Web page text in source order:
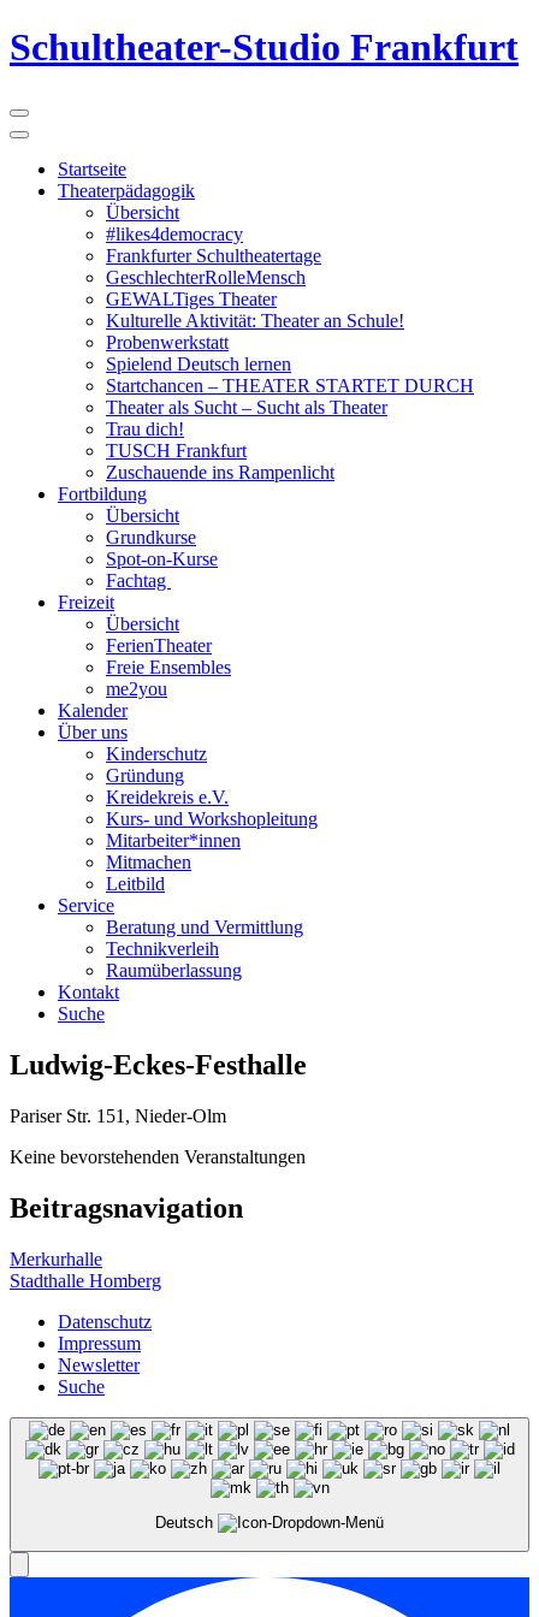
Schultheater-Studio Frankfurt
Startseite
Theaterpädagogik
Übersicht
#likes4democracy
Frankfurter Schultheatertage
GeschlechterRolleMensch
GEWALTiges Theater
Kulturelle Aktivität: Theater an Schule!
Probenwerkstatt
Spielend Deutsch lernen
Startchancen – THEATER STARTET DURCH
Theater als Sucht – Sucht als Theater
Trau dich!
TUSCH Frankfurt
Zuschauende ins Rampenlicht
Fortbildung
Übersicht
Grundkurse
Spot-on-Kurse
Fachtag
Freizeit
Übersicht
FerienTheater
Freie Ensembles
me2you
Kalender
Über uns
Kinderschutz
Gründung
Kreidekreis e.V.
Kurs- und Workshopleitung
Mitarbeiter*innen
Mitmachen
Leitbild
Service
Beratung und Vermittlung
Technikverleih
Raumüberlassung
Kontakt
Suche
Ludwig-Eckes-Festhalle
Pariser Str. 151, Nieder-Olm
Keine bevorstehenden Veranstaltungen
Beitragsnavigation
Merkurhalle
Stadthalle Homberg
Datenschutz
Impressum
Newsletter
Suche
Deutsch